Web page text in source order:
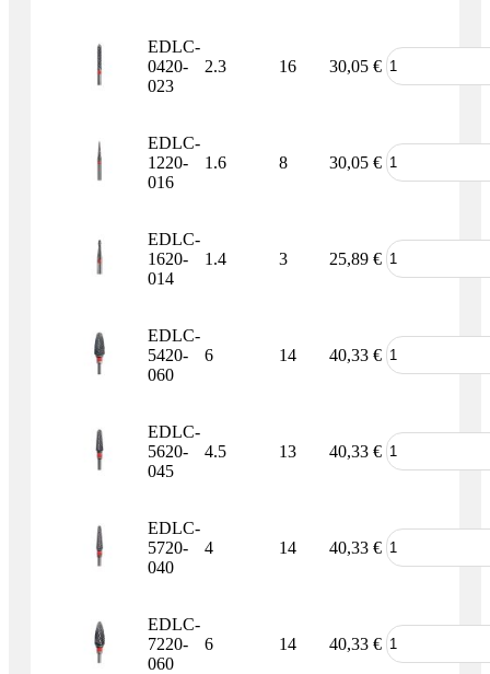
EDLC-
0420-
023
2.3 16 30,05 €
EDLC-
1220-
016
1.6 8 30,05 €
EDLC-
1620-
014
1.4 3 25,89 €
EDLC-
5420-
060
6 14 40,33 €
EDLC-
5620-
045
4.5 13 40,33 €
EDLC-
5720-
040
4 14 40,33 €
EDLC-
7220-
060
6 14 40,33 €